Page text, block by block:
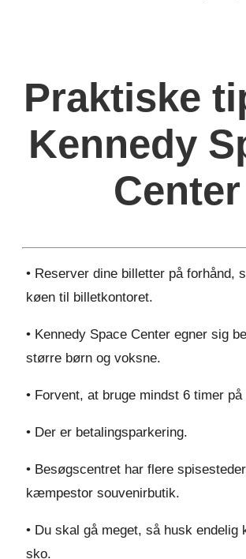
Praktiske
Kennedy
Center
• Reserver dine billetter på forhånd,
køen til billetkontoret.
• Kennedy Space Center egner sig
større børn og voksne.
• Forvent, at bruge mindst 6 timer
• Der er betalingsparkering.
• Besøgscentret har flere
kæmpestor souvenirbutik.
• Du skal gå meget, så husk endelig
sko.